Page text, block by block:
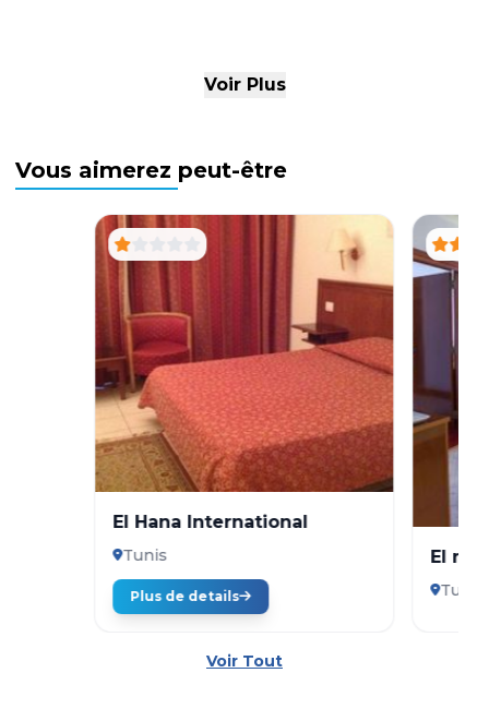
Voir Plus
Vous aimerez peut-être
El Hana International
Tunis
Plus de details
El
Tunis
Voir Tout